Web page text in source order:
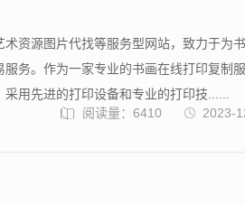
资源图片代找等服务型网站，致力于为
务。作为一家专业的书画在线打印复制
用先进的打印设备和专业的打印技......
2023-
阅读量：6410